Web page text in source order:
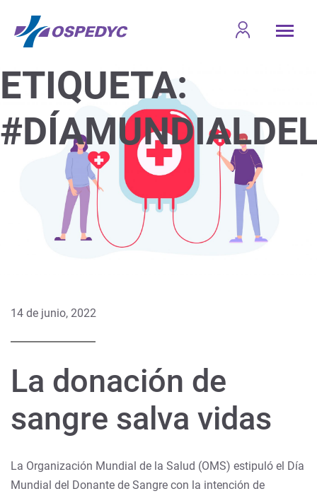
ETIQUETA:
14 de junio, 2022
La donación de
sangre salva vidas
La Organización Mundial de la Salud (OMS) estipuló el Día
Mundial del Donante de Sangre con la intención de